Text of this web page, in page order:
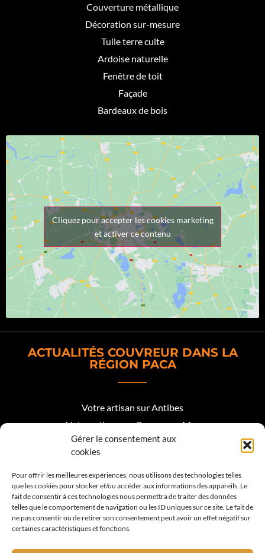
Gérer le consentement aux
cookies
Pour offrir les meilleures expériences, nous utilisons des technologies telles
que les cookies pour stocker et/ou accéder aux informations des appareils. Le
fait de consentir à ces technologies nous permettra de traiter des données
telles que le comportement de navigation ou les ID uniques sur ce site. Le fait de
ne pas consentir ou de retirer son consentement peut avoir un effet négatif sur
certaines caractéristiques et fonctions.
Couverture métallique
Décoration sur-mesure
Tuile terre cuite
Ardoise naturelle
Fenêtre de toit
Façade
Bardeaux de bois
Cliquez pour accepter les cookies marketing
et activer ce contenu
ACTUALITÉS COUVREUR DANS LA
RÉGION PACA
Votre artisan sur Antibes
Votre artisan sur Cagnes sur Mer
Votre artisan sur Biot
Votre artisan Roquefort les Pins
Votre artisan sur Valbonne